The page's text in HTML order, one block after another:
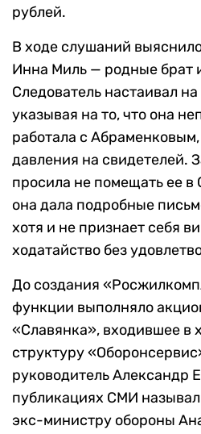
рублей.
В ходе слушаний
Инна Миль — родные брат
Следователь настаивал
указывая на то, что она
работала с
давления на
просила не помещать ее в
она дала подробные
хотя и не признает себя
ходатайство без
До создания
функции выполняло
«Славянка», входившее в
структуру
руководитель Александр
публикациях СМИ
экс-министру обороны